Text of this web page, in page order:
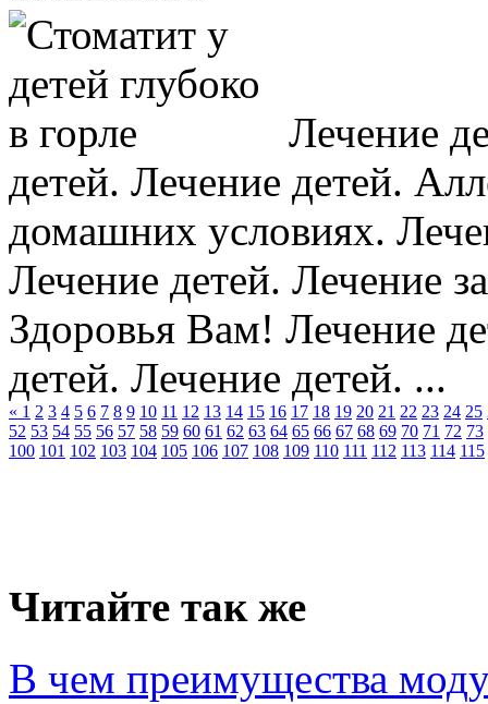
Лечение
детей. Лечение детей.
домашних условиях.
Лечение детей. Лечение
Здоровья Вам! Лечение
детей. Лечение детей. ...
« 1 2 3 4 5 6 7 8 9 10 11 12 13 14 15 16 17 18 19 20 21 22 23 24 25
52 53 54 55 56 57 58 59 60 61 62 63 64 65 66 67 68 69 70 71 72 73
100 101 102 103 104 105 106 107 108 109 110 111 112 113 114 115
Читайте так же
В чем преимущества